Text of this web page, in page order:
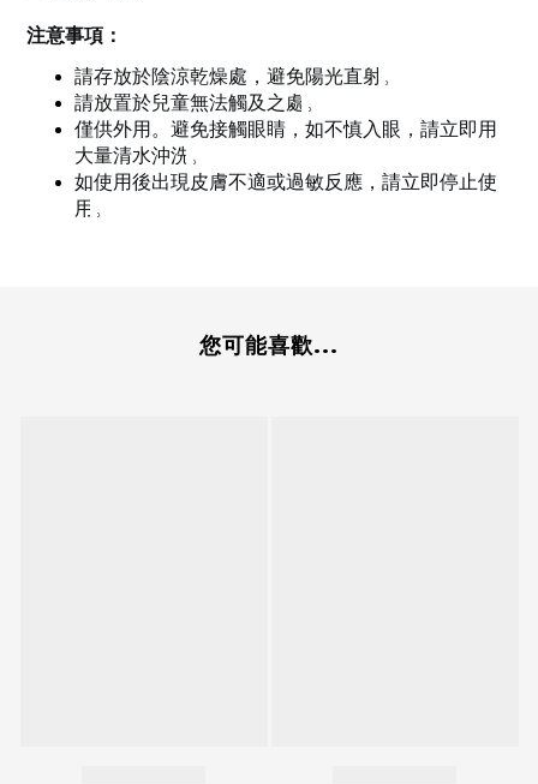
注意事項：
請存放於陰涼乾燥處，避免陽光直射 。
請放置於兒童無法觸及之處 。
僅供外用。避免接觸眼睛，如不慎入眼，請立即用
大量清水沖洗 。
如使用後出現皮膚不適或過敏反應，請立即停止使
用 。
您可能喜歡...